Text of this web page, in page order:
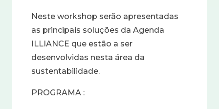
Neste workshop serão apresentadas
as principais soluções da Agenda
ILLIANCE que estão a ser
desenvolvidas nesta área da
sustentabilidade.
PROGRAMA :